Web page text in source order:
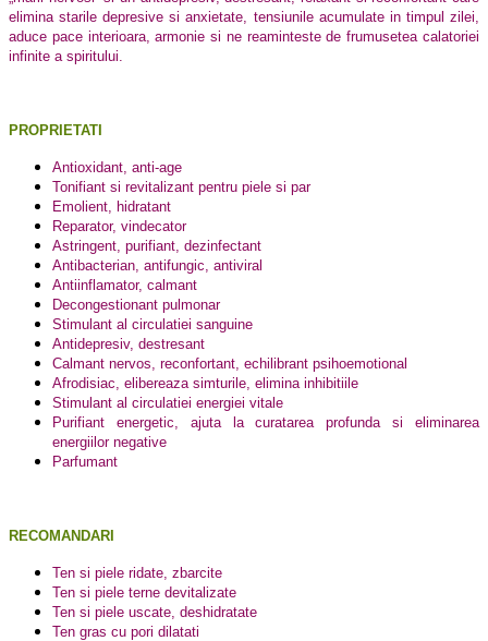
elimina starile depresive si anxietate, tensiunile acumulate in timpul zilei,
aduce pace interioara, armonie si ne reaminteste de frumusetea calatoriei
infinite a spiritului.
PROPRIETATI
Antioxidant, anti-age
Tonifiant si revitalizant pentru piele si par
Emolient, hidratant
Reparator, vindecator
Astringent, purifiant, dezinfectant
Antibacterian, antifungic, antiviral
Antiinflamator, calmant
Decongestionant pulmonar
Stimulant al circulatiei sanguine
Antidepresiv, destresant
Calmant nervos, reconfortant, echilibrant psihoemotional
Afrodisiac, elibereaza simturile, elimina inhibitiile
Stimulant al circulatiei energiei vitale
Purifiant energetic, ajuta la curatarea profunda si eliminarea
energiilor negative
Parfumant
RECOMANDARI
Ten si piele ridate, zbarcite
Ten si piele terne devitalizate
Ten si piele uscate, deshidratate
Ten gras cu pori dilatati